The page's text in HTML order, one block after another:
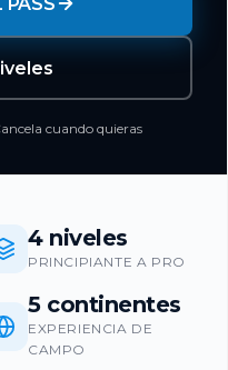
cuando quieras
4 niveles
PRINCIPIANTE A PRO
5 continentes
EXPERIENCIA DE
CAMPO